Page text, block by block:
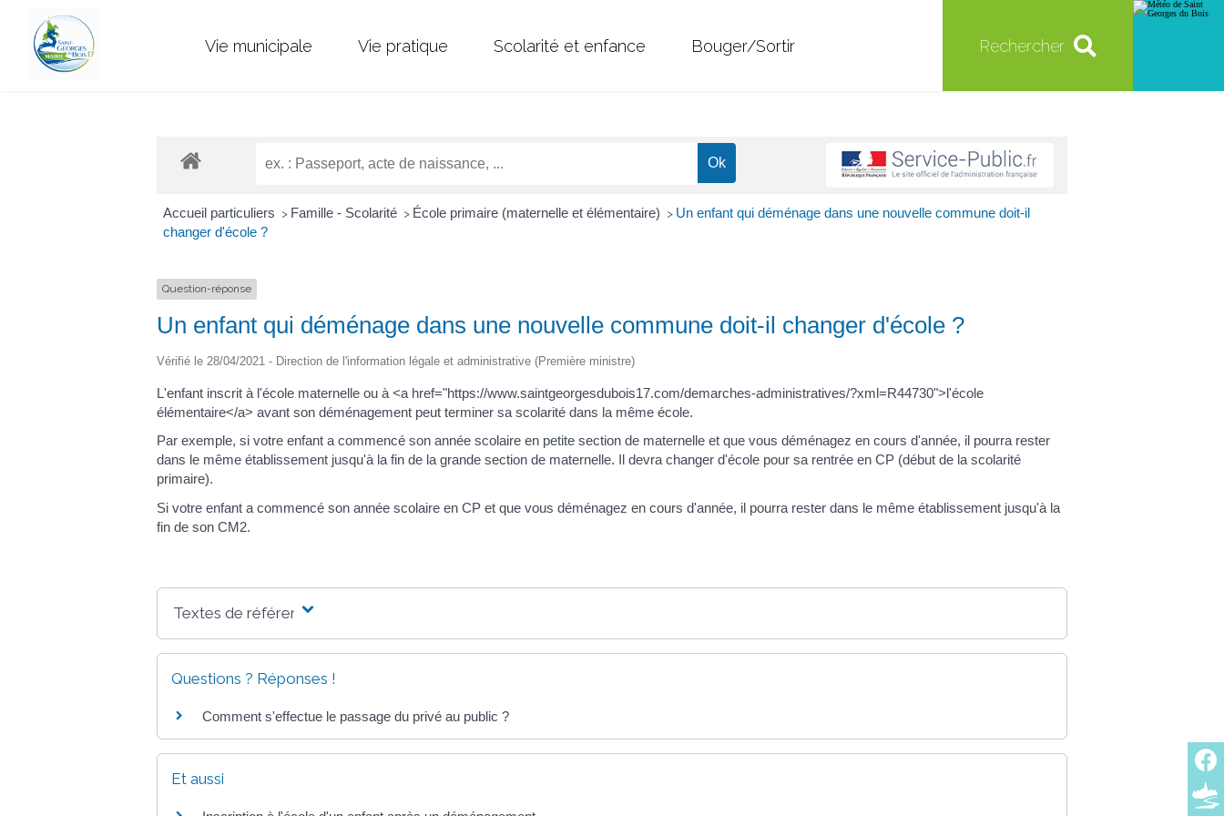
Vie municipale Vie pratique Scolarité et enfance Bouger/Sortir Rechercher
Accueil particuliers > Famille - Scolarité > École primaire (maternelle et élémentaire) > Un enfant qui déménage dans une nouvelle commune doit-il
changer d'école ?
Question-réponse
Un enfant qui déménage dans une nouvelle commune doit-il changer d'école ?
Vérifié le 28/04/2021 - Direction de l'information légale et administrative (Première ministre)
L'enfant inscrit à l'école maternelle ou à <a href="https://www.saintgeorgesdubois17.com/demarches-administratives/?xml=R44730">l'école
élémentaire</a> avant son déménagement peut terminer sa scolarité dans la même école.
Par exemple, si votre enfant a commencé son année scolaire en petite section de maternelle et que vous déménagez en cours d'année, il pourra rester
dans le même établissement jusqu'à la fin de la grande section de maternelle. Il devra changer d'école pour sa rentrée en CP (début de la scolarité
primaire).
Si votre enfant a commencé son année scolaire en CP et que vous déménagez en cours d'année, il pourra rester dans le même établissement jusqu'à la
fin de son CM2.
Textes de référence
Questions ? Réponses !
Comment s'effectue le passage du privé au public ?
Et aussi